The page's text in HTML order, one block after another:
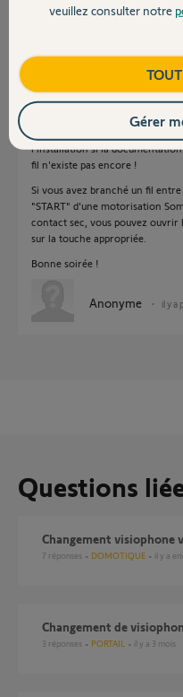
Contact
Bonsoir Pierre
effectivement avant d'investir
renseigner (ici par exemple)
l'installation si la
fil n'existe pas encore !
Si vous avez branché un fil
"START" d'une motorisation
contact sec, vous pouvez
sur la touche appropriée.
Bonne soirée !
Anonyme il y a
Questions
Changement visiophone
7 réponses DOMOTIQUE il y a
Changement de
3 réponses PORTAIL il y a 3 mois
veuillez consulter notre
Gérer